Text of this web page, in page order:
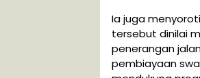
Ia juga
tersebut dinilai
penerangan
pembiayaan